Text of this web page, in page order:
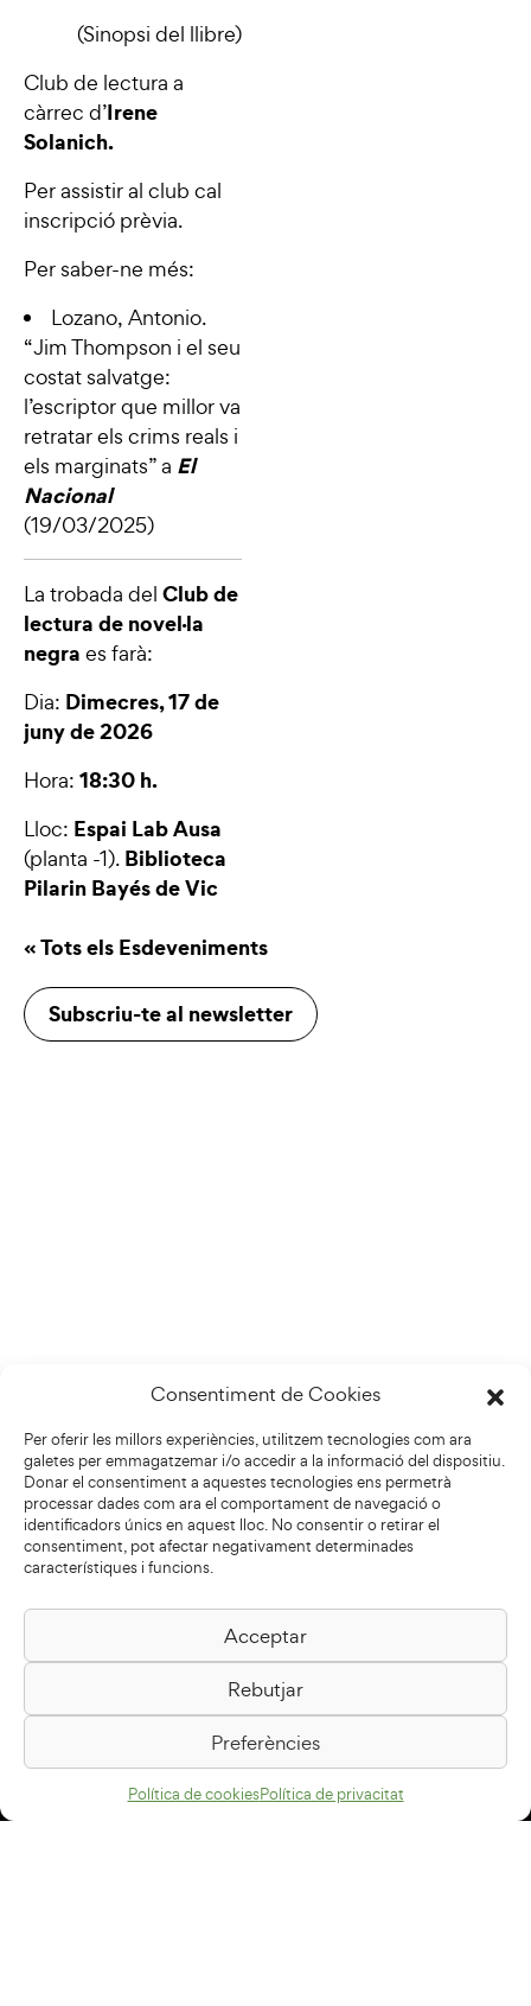
Consentiment de Cookies
Per oferir les millors experiències, utilitzem tecnologies com ara
galetes per emmagatzemar i/o accedir a la informació del dispositiu.
Donar el consentiment a aquestes tecnologies ens permetrà
processar dades com ara el comportament de navegació o
identificadors únics en aquest lloc. No consentir o retirar el
consentiment, pot afectar negativament determinades
característiques i funcions.
Acceptar
Rebutjar
Preferències
Política de cookiesPolítica de privacitat
(Sinopsi del llibre)
Club de lectura a
càrrec d’Irene
Solanich.
Per assistir al club cal
inscripció prèvia.
Per saber-ne més:
Lozano, Antonio.
“Jim Thompson i el seu
costat salvatge:
l’escriptor que millor va
retratar els crims reals i
els marginats” a El
Nacional
(19/03/2025)
La trobada del Club de
lectura de novel·la
negra es farà:
Dia: Dimecres, 17 de
juny de 2026
Hora: 18:30 h.
Lloc: Espai Lab Ausa
(planta -1). Biblioteca
Pilarin Bayés de Vic
« Tots els Esdeveniments
Subscriu-te al newsletter
Biblioteca Pilarin Bayés
Passeig de la Generalitat, 1
08500 Vic